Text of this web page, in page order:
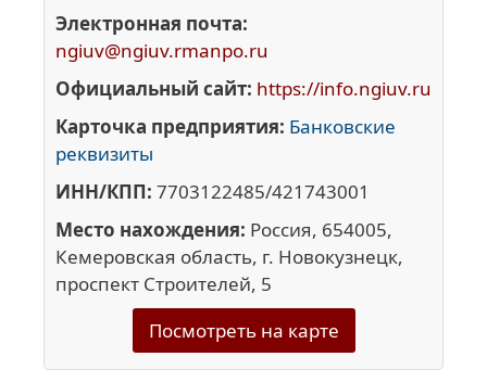
Электронная почта:
ngiuv@ngiuv.rmanpo.ru
Официальный сайт: https://info.ngiuv.ru
Карточка предприятия: Банковские
реквизиты
ИНН/КПП: 7703122485/421743001
Место нахождения: Россия, 654005,
Кемеровская область, г. Новокузнецк,
проспект Строителей, 5
Посмотреть на карте